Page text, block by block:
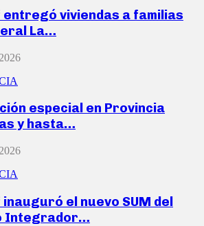
viviendas a familias
La…
especial en Provincia
y hasta…
el nuevo SUM del
Integrador…